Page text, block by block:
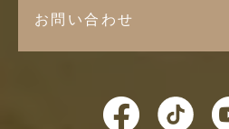
お問い合わせ